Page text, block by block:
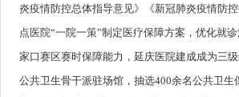
炎疫情防控总体指导意见》《新冠肺炎疫情防
点医院“一院一策”制定医疗保障方案，优化就
家口赛区赛时保障能力，延庆医院建成成为三
公共卫生骨干派驻场馆，抽选400余名公共卫